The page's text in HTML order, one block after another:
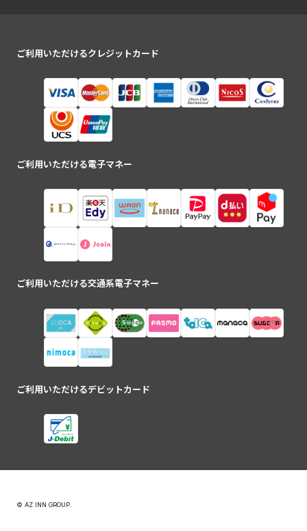
ご利用いただけるクレジットカード
ご利用いただける電子マネー
ご利用いただける交通系電子マネー
ご利用いただけるデビットカード
© AZ INN GROUP.